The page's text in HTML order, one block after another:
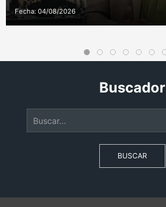
Fecha: 04/08/2026
Buscador
BUSCAR